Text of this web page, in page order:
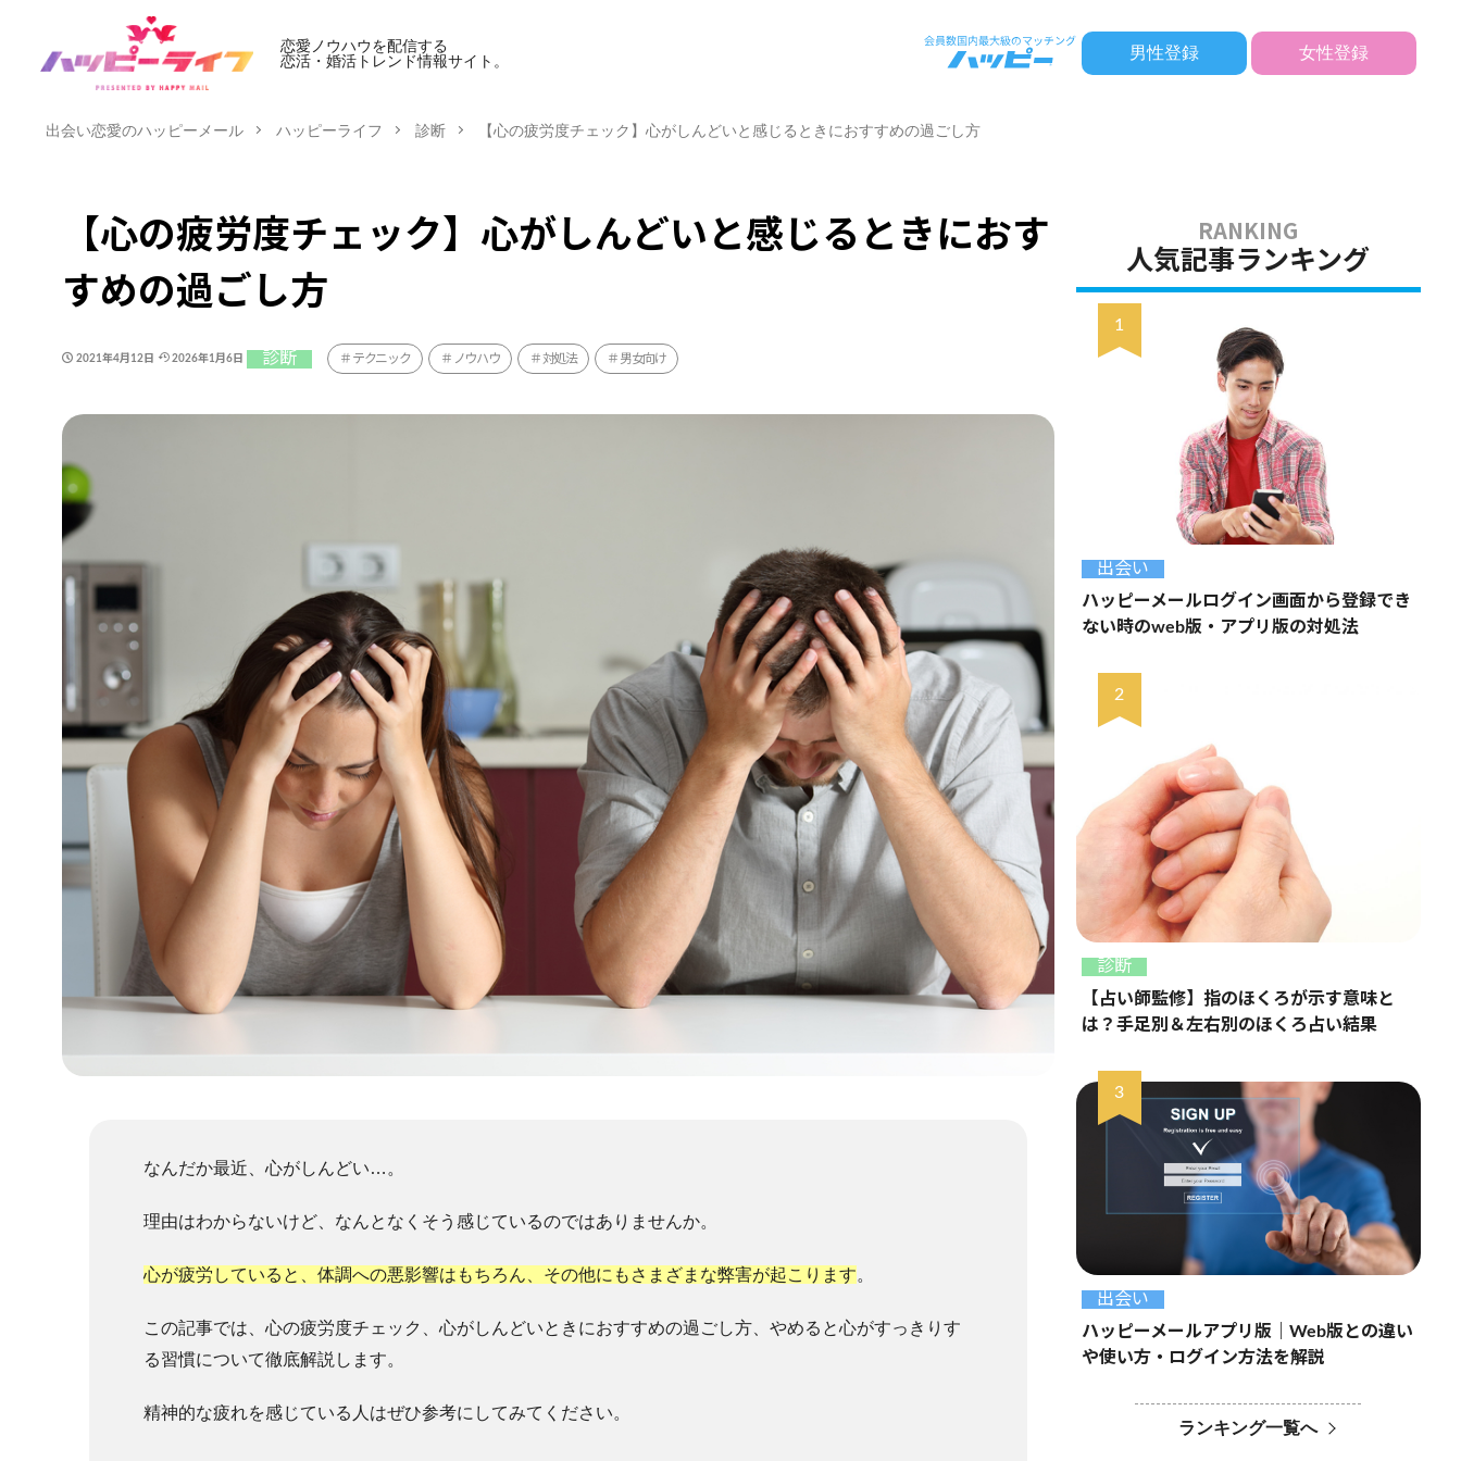
恋愛ノウハウを配信する
恋活・婚活トレンド情報サイト。
男性登録 女性登録
出会い恋愛のハッピーメール ハッピーライフ 診断 【心の疲労度チェック】心がしんどいと感じるときにおすすめの過ごし方
【心の疲労度チェック】心がしんどいと感じるときにおす
すめの過ごし方
2021年4月12日 2026年1月6日 診断 テクニック ノウハウ 対処法 男女向け
なんだか最近、心がしんどい…。
理由はわからないけど、なんとなくそう感じているのではありませんか。
心が疲労していると、体調への悪影響はもちろん、その他にもさまざまな弊害が起こります。
この記事では、心の疲労度チェック、心がしんどいときにおすすめの過ごし方、やめると心がすっきりす
る習慣について徹底解説します。
精神的な疲れを感じている人はぜひ参考にしてみてください。
人気記事ランキング
出会い
ハッピーメールログイン画面から登録でき
ない時のweb版・アプリ版の対処法
診断
【占い師監修】指のほくろが示す意味と
は？手足別＆左右別のほくろ占い結果
出会い
ハッピーメールアプリ版｜Web版との違い
や使い方・ログイン方法を解説
ランキング一覧へ